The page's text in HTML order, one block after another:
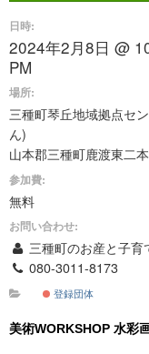
日時:
2024年2月8日 @
PM
場所:
三種町琴丘地域拠点セ
ん)
山本郡三種町鹿渡東二
参加費:
無料
お問い合わせ:
三種町のお産と子育
080-3011-8173
登録団体
美術WORKSHOP 水彩